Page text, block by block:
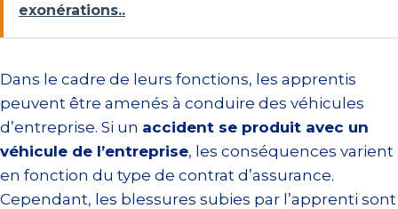
exonérations..
Dans le cadre de leurs fonctions, les apprentis
peuvent être amenés à conduire des véhicules
d’entreprise. Si un accident se produit avec un
véhicule de l’entreprise, les conséquences varient
en fonction du type de contrat d’assurance.
Cependant, les blessures subies par l’apprenti sont